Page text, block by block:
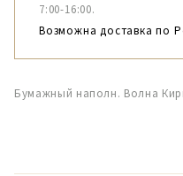
7:00-16:00.
Возможна доставка по
Бумажный наполн. Волна